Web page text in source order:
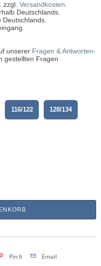
zzgl. Versandkosten.
Deutschlands.
Deutschlands.
unserer Fragen & Antworten-
gestellten Fragen
116/122 128/134
Pin It Email